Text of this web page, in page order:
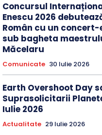
Concursul
Enescu 2026
Român cu un
sub bagheta
Măcelaru
Comunicate 30 Iulie 2026
Earth Overshoot Day
Suprasolicitarii
Iulie 2026
Actualitate 29 Iulie 2026